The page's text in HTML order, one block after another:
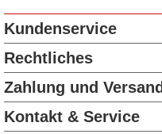
Kundenservice
Rechtliches
Zahlung und Versand
Kontakt & Service